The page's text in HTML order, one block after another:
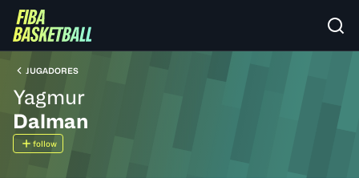
JUGADORES
Yagmur
Dalman
follow